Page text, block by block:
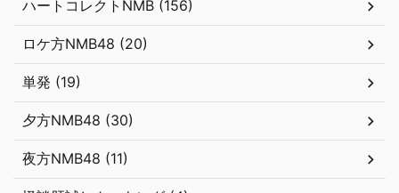
ハートコレクトNMB (156)
ロケ方NMB48 (20)
単発 (19)
夕方NMB48 (30)
夜方NMB48 (11)